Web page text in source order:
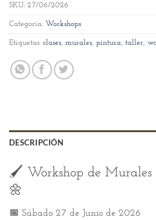
SKU: 27/06/2026
Categoría: Workshops
Etiquetas: clases, murales, pintura, taller,
DESCRIPCIÓN
🖌️ Workshop de Murales
🌼
📅 Sábado 27 de Junio de 2026